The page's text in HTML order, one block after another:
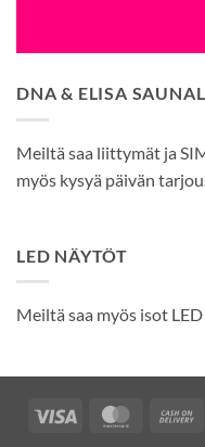
DNA & ELISA
Meiltä saa liittymät ja
myös kysyä päivän
LED NÄYTÖT
Meiltä saa myös isot
Visa